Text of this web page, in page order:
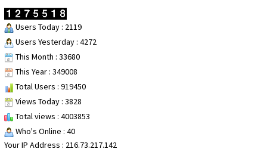
Users Today : 2119
Users Yesterday : 4272
This Month : 33680
This Year : 349008
Total Users : 919450
Views Today : 3828
Total views : 4003853
Who's Online : 40
Your IP Address : 216.73.217.142